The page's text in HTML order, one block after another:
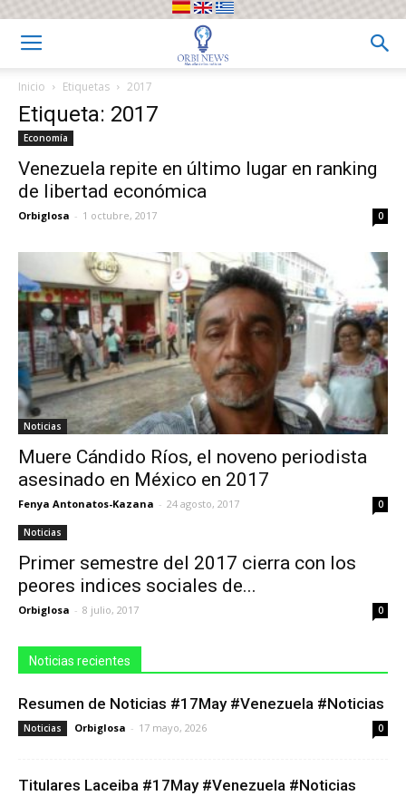
Inicio Etiquetas 2017
Etiqueta: 2017
Economía
Venezuela repite en último lugar en ranking
de libertad económica
Orbiglosa - 1 octubre, 2017 0
Noticias
Muere Cándido Ríos, el noveno periodista
asesinado en México en 2017
Fenya Antonatos-Kazana - 24 agosto, 2017 0
Noticias
Primer semestre del 2017 cierra con los
peores indices sociales de...
Orbiglosa - 8 julio, 2017 0
Noticias recientes
Resumen de Noticias #17May #Venezuela #Noticias
Noticias Orbiglosa - 17 mayo, 2026 0
Titulares Laceiba #17May #Venezuela #Noticias